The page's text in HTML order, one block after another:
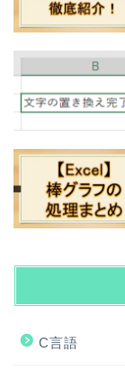
C言語